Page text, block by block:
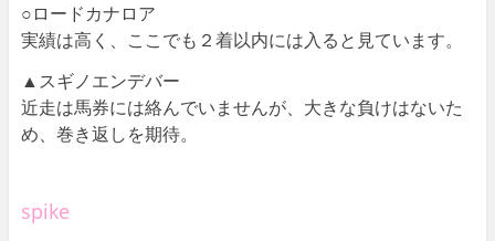
○ロードカナロア
実績は高く、ここでも２着以内には入ると見ています。
▲スギノエンデバー
近走は馬券には絡んでいませんが、大きな負けはないた
め、巻き返しを期待。
spike